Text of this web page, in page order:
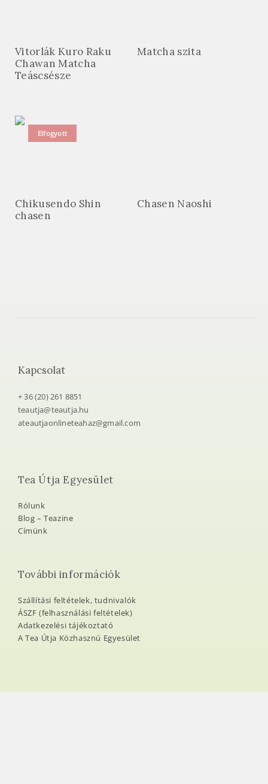
Vitorlák Kuro Raku
Chawan Matcha
Teáscsésze
Matcha szita
Elfogyott
Chikusendo Shin
chasen
Chasen Naoshi
Kapcsolat
+ 36 (20) 261 8851
teautja@teautja.hu
ateautjaonlineteahaz@gmail.com
Tea Útja Egyesület
Rólunk
Blog – Teazine
Címünk
További információk
Szállítási feltételek, tudnivalók
ÁSZF (felhasználási feltételek)
Adatkezelési tájékoztató
A Tea Útja Közhasznú Egyesület